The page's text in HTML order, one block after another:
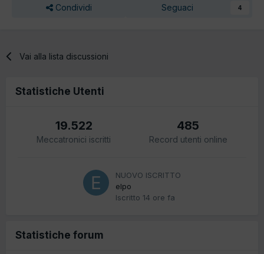
Condividi Seguaci 4
Vai alla lista discussioni
Statistiche Utenti
19.522
Meccatronici iscritti
485
Record utenti online
NUOVO ISCRITTO
elpo
Iscritto 14 ore fa
Statistiche forum